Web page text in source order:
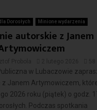
Dorosłych Minione wydarzenia
autorskie z Janem
w Lubaczowie
z Janem Artymowiczem,
2026 roku (piątek) o godz.
Podczas spotkania